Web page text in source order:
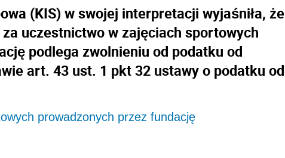
(KIS) w swojej interpretacji wyjaśniła, że
uczestnictwo w zajęciach sportowych
podlega zwolnieniu od podatku od
art. 43 ust. 1 pkt 32 ustawy o podatku od
prowadzonych przez fundację